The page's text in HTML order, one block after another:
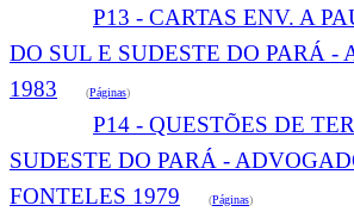
P13 - CARTAS ENV. A
DO SUL E SUDESTE DO PARÁ -
1983 (Páginas)
P14 - QUESTÕES DE
SUDESTE DO PARÁ -
FONTELES 1979 (Páginas)